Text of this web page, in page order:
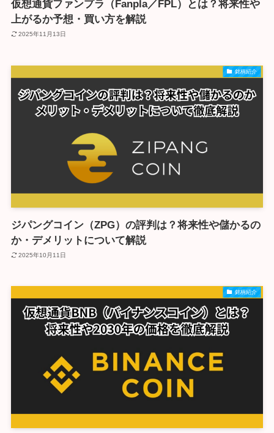
仮想通貨ファンプラ（Fanpla／FPL）とは？将来性や
上がるか予想・買い方を解説
2025年11月13日
銘柄紹介
ジパングコイン（ZPG）の評判は？将来性や儲かるの
か・デメリットについて解説
2025年10月11日
銘柄紹介